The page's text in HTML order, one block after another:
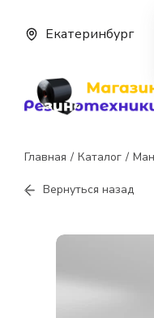
Екатеринбург
Главная Каталог
Вернуться назад